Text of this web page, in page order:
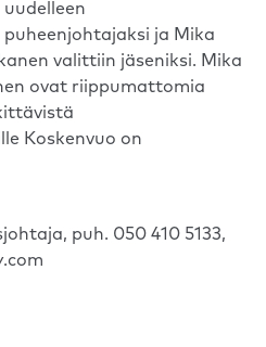
ja Mika
valittiin jäseniksi. Mika
ovat riippumattomia
Koskenvuo on
puh. 050 410 5133,